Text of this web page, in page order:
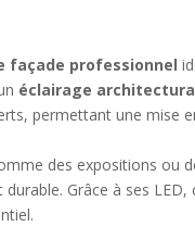
façade professionnel
éclairage
permettant une mise
des expositions ou
Grâce à ses